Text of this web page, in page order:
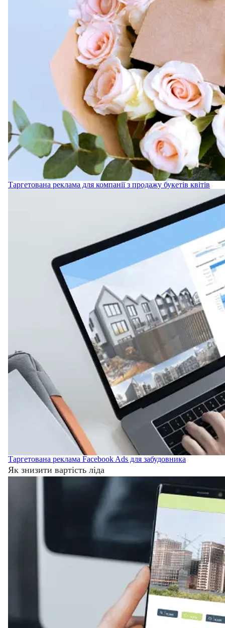
Таргетована реклама для компанії з продажу букетів квітів
Таргетована реклама Facebook Ads для забудовника
Як знизити вартість ліда